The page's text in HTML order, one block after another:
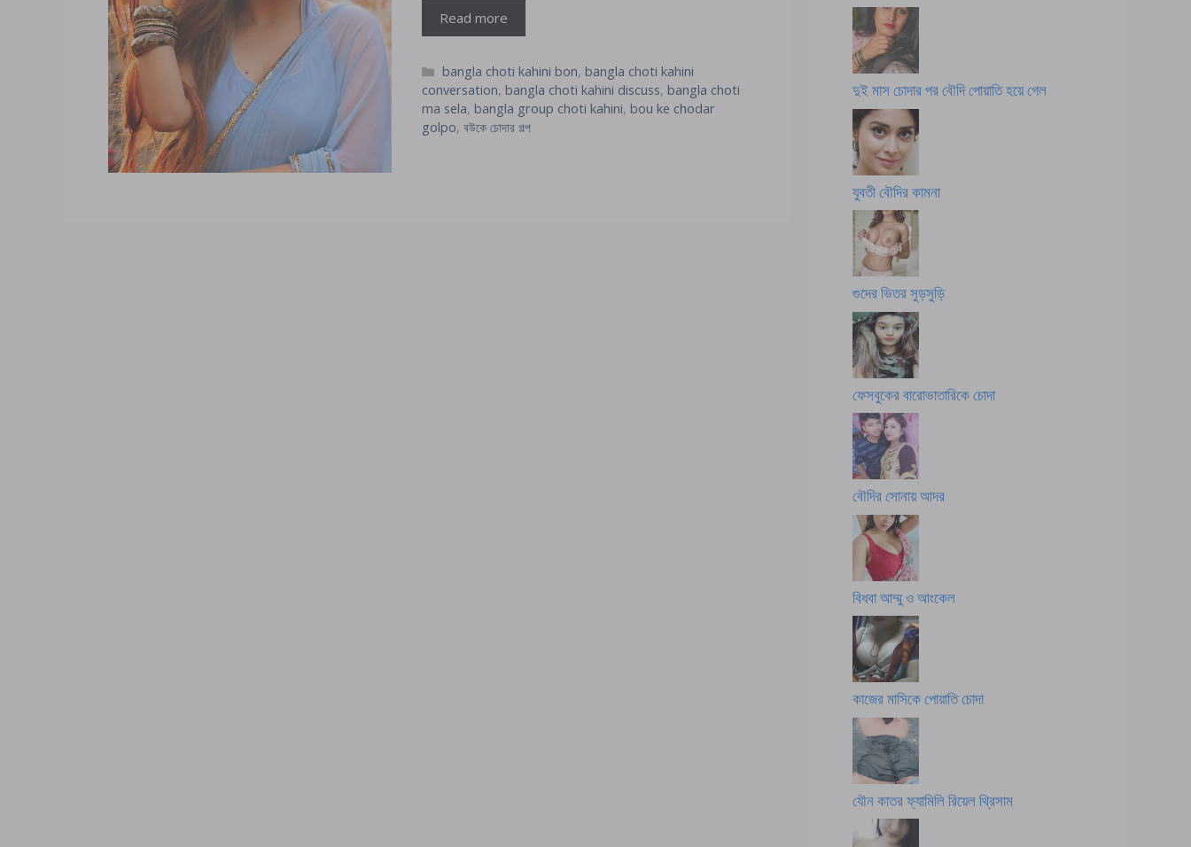
Read more
Categories
bangla choti kahini bon, bangla choti kahini
conversation, bangla choti kahini discuss, bangla choti
ma sela, bangla group choti kahini, bou ke chodar
golpo, বউকে চোদার গল্প
দুই মাস চোদার পর বৌদি পোয়াতি হয়ে গেল
যুবতী বৌদির কামনা
গুদের ভিতর সুড়সুড়ি
ফেসবুকের বারোভাতারিকে চোদা
বৌদির সোনায় আদর
বিধবা আম্মু ও আংকেল
কাজের মাসিকে পোয়াতি চোদা
যৌন কাতর ফ্যামিলি রিয়েল থ্রিসাম